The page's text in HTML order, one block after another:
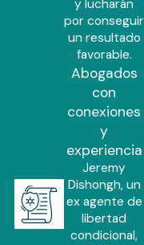
y lucharán
por conseguir
un resultado
favorable.
Abogados
con
conexiones
y
experiencia
Jeremy
Dishongh, un
ex agente de
libertad
condicional,